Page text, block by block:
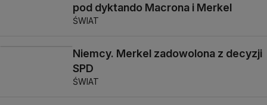
pod dyktando Macrona i Merkel
ŚWIAT
Niemcy. Merkel zadowolona z decyzji
SPD
ŚWIAT